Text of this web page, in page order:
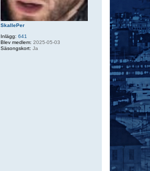
SkallePer
Inlägg: 641
Blev medlem: 2025-05-03
Säsongskort: Ja